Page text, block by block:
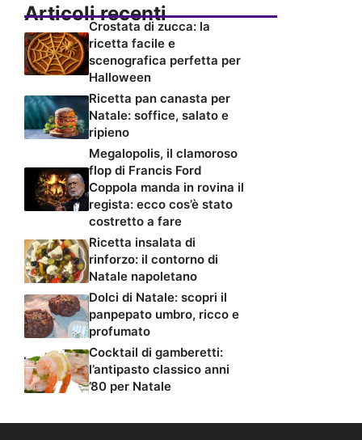
Articoli recenti
Crostata di zucca: la
ricetta facile e
scenografica perfetta per
Halloween
Ricetta pan canasta per
Natale: soffice, salato e
ripieno
Megalopolis, il clamoroso
flop di Francis Ford
Coppola manda in rovina il
regista: ecco cos’è stato
costretto a fare
Ricetta insalata di
rinforzo: il contorno di
Natale napoletano
Dolci di Natale: scopri il
panpepato umbro, ricco e
profumato
Cocktail di gamberetti:
l’antipasto classico anni
’80 per Natale